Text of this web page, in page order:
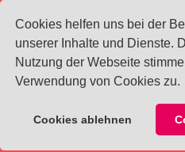
Cookies helfen uns bei der
unserer Inhalte und Dienste.
Nutzung der Webseite
Verwendung von Cookies zu.
Cookies ablehnen